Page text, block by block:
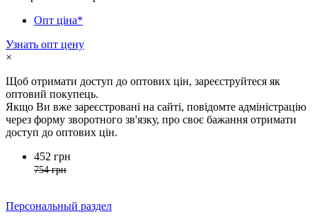
Опт ціна*
Узнать опт цену
×
Щоб отримати доступ до оптових цін, зареєструйтеся як
оптовий покупець.
Якщо Ви вже зареєстровані на сайті, повідомте адміністрацію
через форму зворотного зв'язку, про своє бажання отримати
доступ до оптових цін.
452 грн
754 грн
Персональный раздел